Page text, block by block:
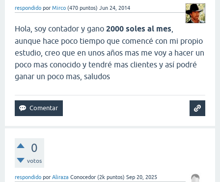
respondido por Mirco (470 puntos) Jun 24, 2014
Hola, soy contador y gano 2000 soles al mes
aunque hace poco tiempo que comencé con mi propio
estudio, creo que en unos años mas me voy a hacer un
poco mas conocido y tendré mas clientes y así podré
ganar un poco mas, saludos
0
votos
respondido por Aliraza Conocedor (2k puntos) Sep 20, 2025